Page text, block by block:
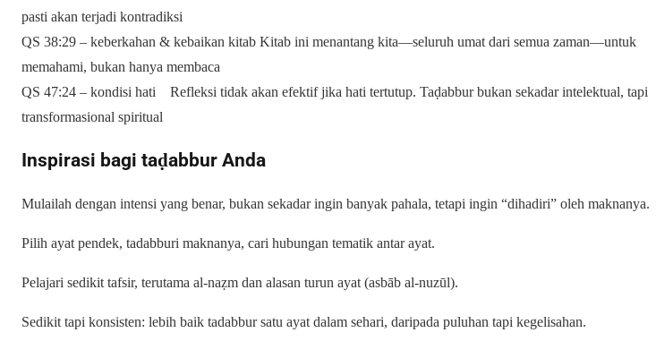
pasti akan terjadi kontradiksi
QS 38:29 – keberkahan & kebaikan kitab Kitab ini menantang kita—seluruh umat dari semua zaman—untuk
memahami, bukan hanya membaca
QS 47:24 – kondisi hati Refleksi tidak akan efektif jika hati tertutup. Taḍabbur bukan sekadar intelektual, tapi
transformasional spiritual
Inspirasi bagi taḍabbur Anda
Mulailah dengan intensi yang benar, bukan sekadar ingin banyak pahala, tetapi ingin “dihadiri” oleh maknanya.
Pilih ayat pendek, tadabburi maknanya, cari hubungan tematik antar ayat.
Pelajari sedikit tafsir, terutama al‑naẓm dan alasan turun ayat (asbāb al‑nuzūl).
Sedikit tapi konsisten: lebih baik tadabbur satu ayat dalam sehari, daripada puluhan tapi kegelisahan.